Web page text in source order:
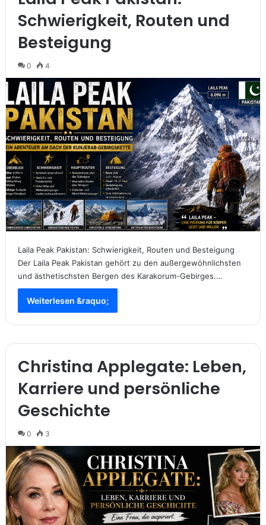
Schwierigkeit, Routen und
Besteigung
0 4
Laila Peak Pakistan: Schwierigkeit, Routen und Besteigung
Der Laila Peak Pakistan gehört zu den außergewöhnlichsten
und ästhetischsten Bergen des Karakorum-Gebirges.…
Weiterlesen &raquo;
Christina Applegate: Leben,
Karriere und persönliche
Geschichte
0 3